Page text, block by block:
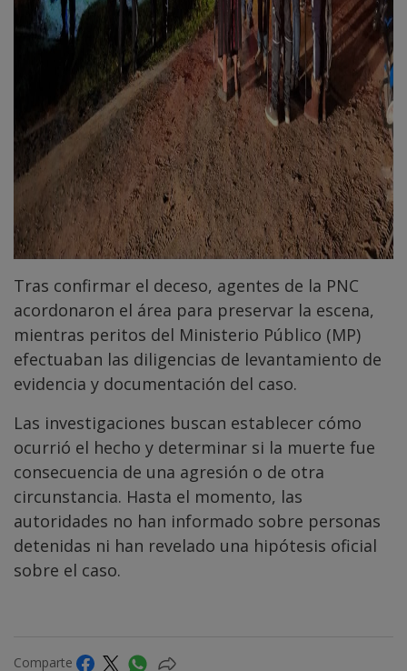
Tras confirmar el deceso, agentes de la PNC
acordonaron el área para preservar la escena,
mientras peritos del Ministerio Público (MP)
efectuaban las diligencias de levantamiento de
evidencia y documentación del caso.
Las investigaciones buscan establecer cómo
ocurrió el hecho y determinar si la muerte fue
consecuencia de una agresión o de otra
circunstancia. Hasta el momento, las
autoridades no han informado sobre personas
detenidas ni han revelado una hipótesis oficial
sobre el caso.
Comparte